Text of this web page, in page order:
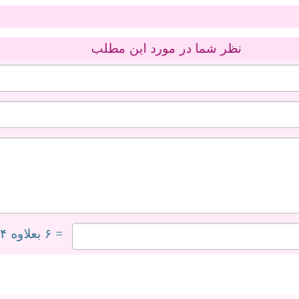
نظر شما در مورد این مطلب
= ۶ بعلاوه ۴